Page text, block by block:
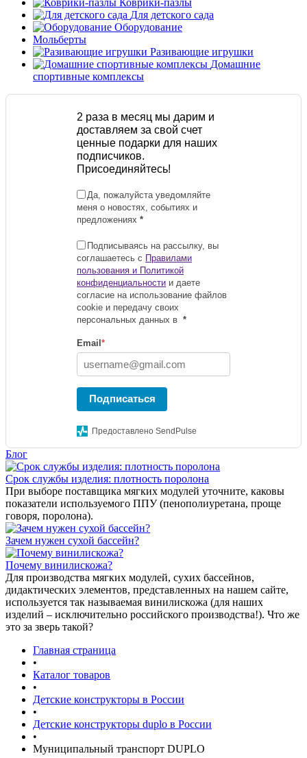
Коврики-пазлы
Для детского сада
Оборудование
Мольберты
Разивающие игрушки
Домашние
спортивные комплексы
2 раза в месяц мы дарим и
доставляем за свой счет
ценные подарки для наших
подписчиков.
Присоединяйтесь!
Да, пожалуйста уведомляйте
меня о новостях, событиях и
предложениях *
Подписываясь на рассылку, вы
соглашаетесь с Правилами
пользования и Политикой
конфиденциальности и даете
согласие на использование файлов
cookie и передачу своих
персональных данных в *
Email *
Подписаться
Предоставлено SendPulse
Блог
Срок службы изделия: плотность поролона
При выборе поставщика мягких модулей уточните, каковы
показатели используемого ППУ (пенополиуретана, проще
говоря, поролона).
Зачем нужен сухой бассейн?
Почему винилискожа?
Для производства мягких модулей, сухих бассейнов,
дидактических элементов, представленных на нашем сайте,
используется так называемая винилискожа (для наших
изделий – исключительно российского производства!). Что же
это за зверь такой?
Главная страница
•
Каталог товаров
•
Детские конструкторы в России
•
Детские конструкторы duplo в России
•
Муниципальный транспорт DUPLO